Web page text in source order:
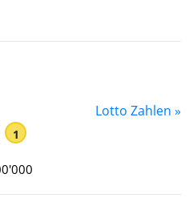
Lotto Zahlen »
1